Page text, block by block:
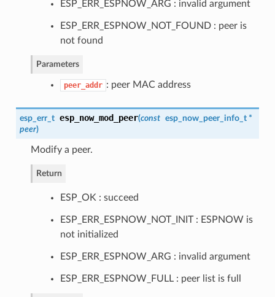
ESP_ERR_ESPNOW_ARG : invalid argument
ESP_ERR_ESPNOW_NOT_FOUND : peer is
not found
Parameters
peer_addr : peer MAC address
esp_err_t esp_now_mod_peer(const esp_now_peer_info_t*
peer)
Modify a peer.
Return
ESP_OK : succeed
ESP_ERR_ESPNOW_NOT_INIT : ESPNOW is
not initialized
ESP_ERR_ESPNOW_ARG : invalid argument
ESP_ERR_ESPNOW_FULL : peer list is full